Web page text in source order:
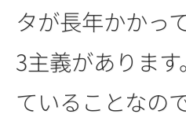
タが長年かかっ
3主義がありま
ていることなの